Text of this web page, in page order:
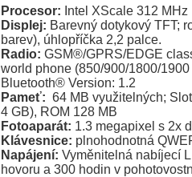
Procesor: Intel XScale 312 MHz
Displej: Barevný dotykový TFT;
barev), úhlopříčka 2,2 palce.
Radio: GSM®/GPRS/EDGE
world phone (850/900/1800/1900
Bluetooth® Version: 1.2
Pameť: 64 MB využitelných;
4 GB), ROM 128 MB
Fotoaparát: 1.3 megapixel s 2x
Klávesnice: plnohodnotná
Napájení: Vyměnitelná nabíjecí
hovoru a 300 hodin v